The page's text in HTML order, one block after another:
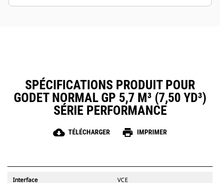
SPÉCIFICATIONS PRODUIT POUR
GODET NORMAL GP 5,7 M³ (7,50 YD³)
SÉRIE PERFORMANCE
cloud_download TÉLÉCHARGER print IMPRIMER
Interface VCE